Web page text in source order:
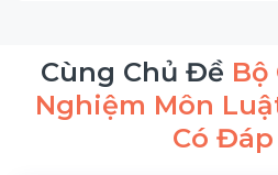
Cùng Chủ Đề Bộ
Nghiệm Môn
Có